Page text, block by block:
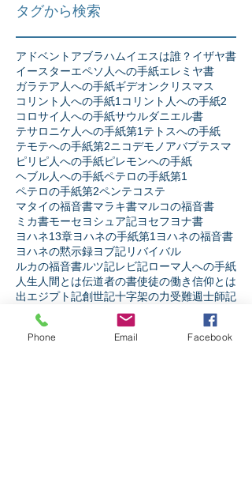
タグから検索
アドベント アブラハムイエスは誰？ イザヤ書
イースターエペソ人への手紙エレミヤ書
ガラテア人への手紙ギデオンクリスマス
コリント人への手紙1 コリント人への手紙2
コロサイ人への手紙サウルダニエル書
テサロニケ人への手紙第1 テトスへの手紙
テモテへの手紙第2ニコデモ ノアバプテスマ
ピリピ人への手紙ピレモンへの手紙
ヘブル人への手紙ペテロの手紙第1
ペテロの手紙第2ペンテコステ
マタイの福音書マラキ書マルコの福音書
ミカ書モーセヨシュア記ヨセフヨナ書
ヨハネ13章ヨハネの手紙第1 ヨハネの福音書
ヨハネの黙示録ヨブ記リバイバル
ルカの福音書ルツ記レビ記ローマ人への手紙
人生 人間とは伝道者の書使徒の働き信仰とは
出エジプト記創世記十字架の力受難週士師記
天の御国とは
宗教か信仰か 弟子訓練摂理
新約聖書
民数記
神とは
神と人第1サムエル記第1列王記
第1歴代誌
Phone Email Facebook